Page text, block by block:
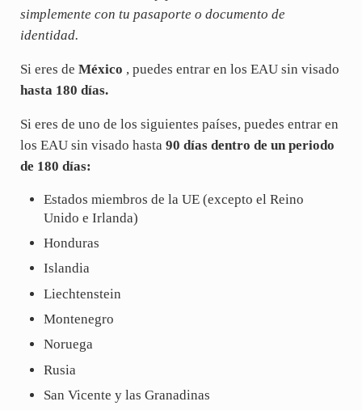
simplemente con tu pasaporte o documento de
identidad.
Si eres de México , puedes entrar en los EAU sin visado
hasta 180 días.
Si eres de uno de los siguientes países, puedes entrar en
los EAU sin visado hasta 90 días dentro de un periodo
de 180 días:
Estados miembros de la UE (excepto el Reino
Unido e Irlanda)
Honduras
Islandia
Liechtenstein
Montenegro
Noruega
Rusia
San Vicente y las Granadinas